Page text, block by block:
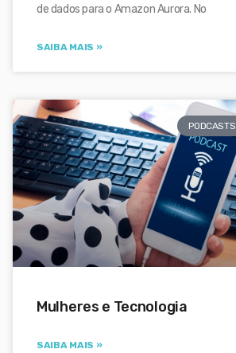
de dados para o Amazon Aurora. No
SAIBA MAIS »
PODCASTS
Mulheres e Tecnologia
SAIBA MAIS »